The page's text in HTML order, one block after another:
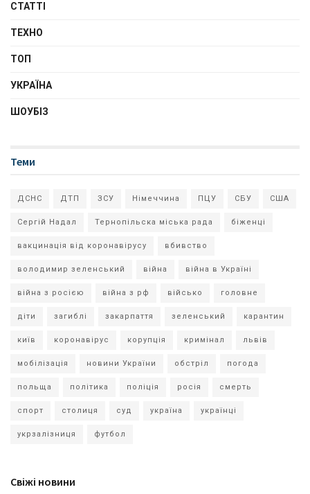
СТАТТІ
ТЕХНО
ТОП
УКРАЇНА
ШОУБІЗ
Теми
ДСНС ДТП ЗСУ Німеччина ПЦУ СБУ США
Сергій Надал Тернопільска міська рада біженці
вакцинація від коронавірусу вбивство
володимир зеленський війна війна в Україні
війна з росією війна з рф військо головне
діти загиблі закарпаття зеленський карантин
київ коронавірус корупція кримінал львів
мобілізація новини України обстріл погода
польща політика поліція росія смерть
спорт столиця суд україна українці
укрзалізниця футбол
Свіжі новини